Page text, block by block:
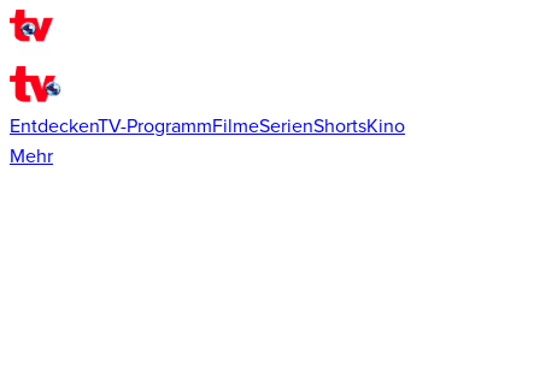
EntdeckenTV-ProgrammFilmeSerienShortsKino
Mehr